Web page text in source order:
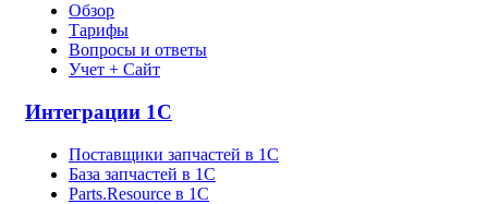
Обзор
Тарифы
Вопросы и ответы
Учет + Сайт
Интеграции 1С
Поставщики запчастей в 1C
База запчастей в 1С
Parts.Resource в 1C